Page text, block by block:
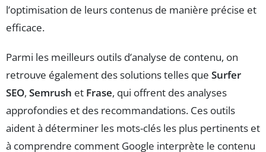
l’optimisation de leurs contenus de manière précise et
efficace.
Parmi les meilleurs outils d’analyse de contenu, on
retrouve également des solutions telles que Surfer
SEO, Semrush et Frase, qui offrent des analyses
approfondies et des recommandations. Ces outils
aident à déterminer les mots-clés les plus pertinents et
à comprendre comment Google interprète le contenu